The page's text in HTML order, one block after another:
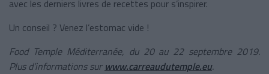
avec les derniers livres de recettes pour s’inspirer.
Un conseil ? Venez l’estomac vide !
Food Temple Méditerranée, du 20 au 22 septembre 2019.
Plus d’informations sur www.carreaudutemple.eu.